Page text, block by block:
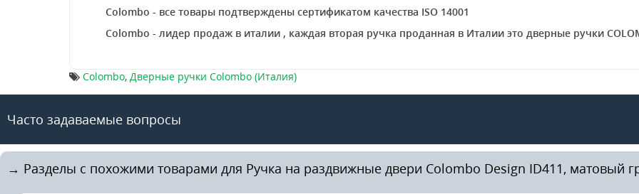
Colombo - все товары подтверждены сертификатом качества ISO 14001
Colombo - лидер продаж в италии , каждая вторая ручка проданная в Италии это дверные ручки
Colombo, Дверные ручки Colombo (Италия)
Часто задаваемые вопросы
→ Разделы с похожими товарами для Ручка на раздвижные двери Colombo Design ID411, матовый